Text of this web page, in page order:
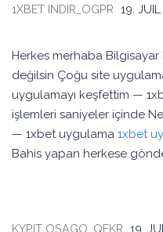
1XBET INDIR_OGPR 19.
Herkes merhaba
değilsin Çoğu site
uygulamayı keşfettim —
işlemleri saniyeler içinde
— 1xbet uygulama 1xbet
Bahis yapan herkese
KYPIT OSAGO_QFKR 19.